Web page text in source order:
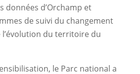
données d’Orchamp et
de suivi du changement
du territoire du
le Parc national a